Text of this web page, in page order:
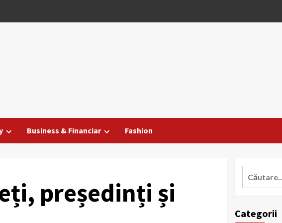
Business & Financiar Fashion
președinți și
Categorii